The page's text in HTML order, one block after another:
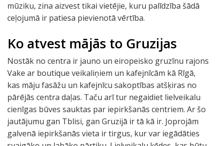
mūziku, zina aizvest tikai vietējie, kuru palīdzība šādā
ceļojumā ir patiesa pievienotā vērtība.
Ko atvest mājās to Gruzijas
Nostāk no centra ir jauno un eiropeisko gruzīnu rajons
Vake ar boutique veikaliņiem un kafejnīcām kā Rīgā,
kas māju fasāžu un kafejnīcu sakoptības atšķiras no
pārējās centra daļas. Taču arī tur negaidiet lielveikalu
cienīgas būves sauktas par iepirkšanās centriem. Ar šo
jautājumu gan Tblisi, gan Gruzijā ir tā kā ir. Joprojām
galvenā iepirkšanās vieta ir tirgus, kur var iegādāties